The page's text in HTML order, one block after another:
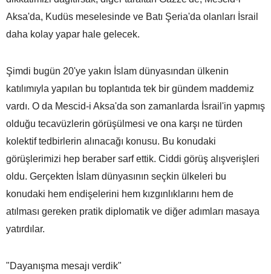
Aksa'da, Kudüs meselesinde ve Batı Şeria'da olanları İsrail
daha kolay yapar hale gelecek.
Şimdi bugün 20'ye yakın İslam dünyasından ülkenin
katılımıyla yapılan bu toplantıda tek bir gündem maddemiz
vardı. O da Mescid-i Aksa'da son zamanlarda İsrail'in yapmış
olduğu tecavüzlerin görüşülmesi ve ona karşı ne türden
kolektif tedbirlerin alınacağı konusu. Bu konudaki
görüşlerimizi hep beraber sarf ettik. Ciddi görüş alışverişleri
oldu. Gerçekten İslam dünyasının seçkin ülkeleri bu
konudaki hem endişelerini hem kızgınlıklarını hem de
atılması gereken pratik diplomatik ve diğer adımları masaya
yatırdılar.
"Dayanışma mesajı verdik"